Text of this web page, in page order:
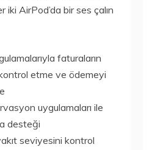
iki AirPod’da bir ses çalın
faturaların
etme ve ödemeyi
uygulamaları ile
desteği
seviyesini kontrol